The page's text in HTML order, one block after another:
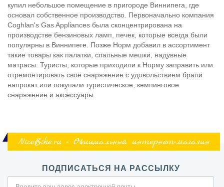
купил небольшое помещение в пригороде Виннипега, где
основал собственное производство. Первоначально компания
Coghlan's Gas Appliances была сконцентрирована на
производстве бензиновых ламп, печек, которые всегда были
популярны в Виннипеге. Позже Норм добавил в ассортимент
такие товары как палатки, спальные мешки, надувные
матрасы. Туристы, которые приходили к Норму заправить или
отремонтировать своё снаряжение с удовольствием брали
напрокат или покупали туристическое, кемпинговое
снаряжение и аксессуары.
NiceBike.ru - Официальный интернет-магазин
ПОДПИСАТЬСЯ НА РАССЫЛКУ